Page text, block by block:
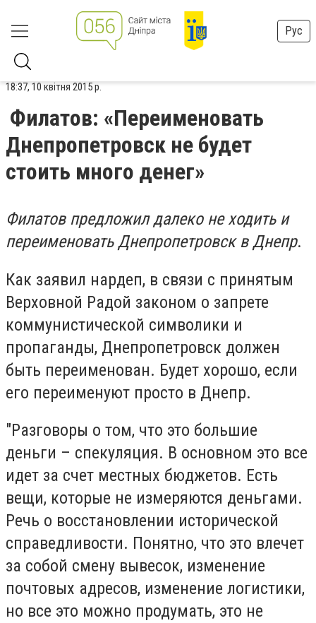
Рус
18:37, 10 квітня 2015 р.
Филатов: «Переименовать
Днепропетровск не будет
стоить много денег»
Филатов предложил далеко не ходить и
переименовать Днепропетровск в Днепр.
Как заявил нардеп, в связи с принятым
Верховной Радой законом о запрете
коммунистической символики и
пропаганды, Днепропетровск должен
быть переименован. Будет хорошо, если
его переименуют просто в Днепр.
"Разговоры о том, что это большие
деньги – спекуляция. В основном это все
идет за счет местных бюджетов. Есть
вещи, которые не измеряются деньгами.
Речь о восстановлении исторической
справедливости. Понятно, что это влечет
за собой смену вывесок, изменение
почтовых адресов, изменение логистики,
но все это можно продумать, это не